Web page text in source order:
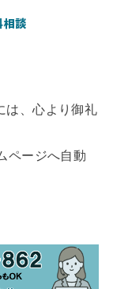
相談
は、心より御礼
ページへ自動